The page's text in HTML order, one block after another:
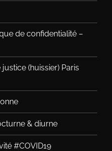
de confidentialité –
(huissier) Paris
& diurne
#COVID19